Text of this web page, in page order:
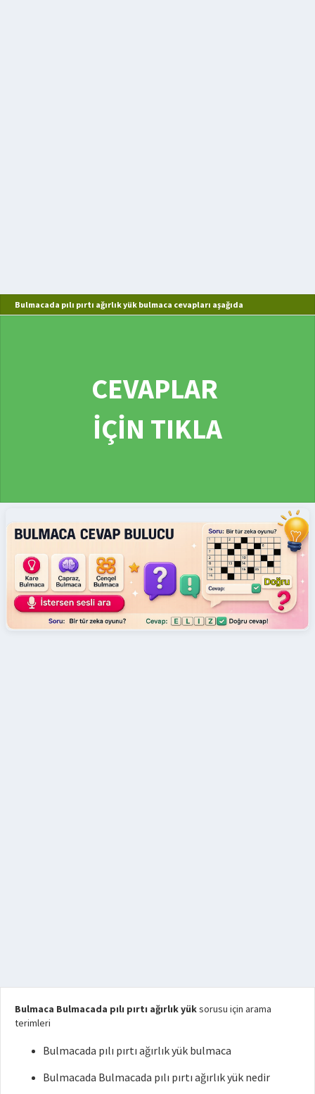
Bulmacada pılı pırtı ağırlık yük bulmaca cevapları aşağıda
CEVAPLAR
İÇİN TIKLA
Bulmaca Bulmacada pılı pırtı ağırlık yüksorusu için arama
terimleri
Bulmacada pılı pırtı ağırlık yük bulmaca
Bulmacada Bulmacada pılı pırtı ağırlık yük nedir